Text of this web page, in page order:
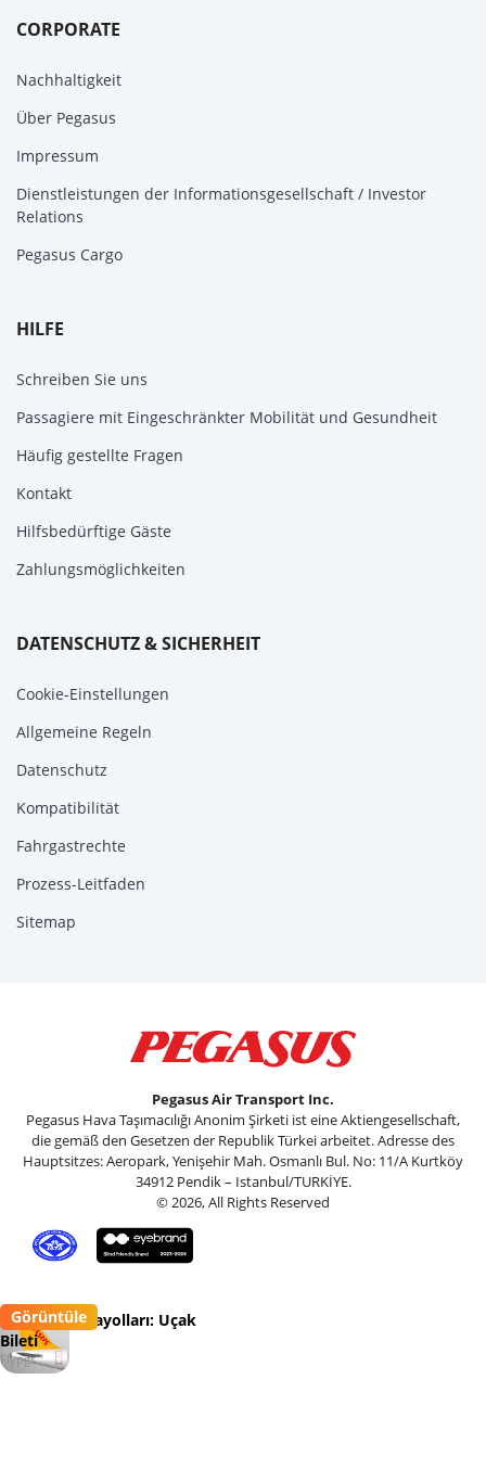
CORPORATE
Nachhaltigkeit
Über Pegasus
Impressum
Dienstleistungen der Informationsgesellschaft / Investor
Relations
Pegasus Cargo
HILFE
Schreiben Sie uns
Passagiere mit Eingeschränkter Mobilität und Gesundheit
Häufig gestellte Fragen
Kontakt
Hilfsbedürftige Gäste
Zahlungsmöglichkeiten
DATENSCHUTZ & SICHERHEIT
Cookie-Einstellungen
Allgemeine Regeln
Datenschutz
Kompatibilität
Fahrgastrechte
Prozess-Leitfaden
Sitemap
Pegasus Air Transport Inc.
Pegasus Hava Taşımacılığı Anonim Şirketi ist eine Aktiengesellschaft,
die gemäß den Gesetzen der Republik Türkei arbeitet. Adresse des
Hauptsitzes: Aeropark, Yenişehir Mah. Osmanlı Bul. No: 11/A Kurtköy
34912 Pendik – Istanbul/TURKİYE.
© 2026, All Rights Reserved
Pegasus Havayolları: Uçak
Bileti
Flypgs
Görüntüle